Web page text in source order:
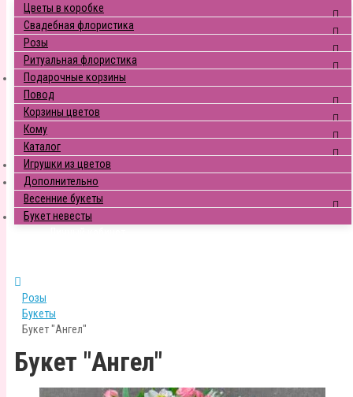
Цветы в коробке
Свадебная флористика
Розы
Ритуальная флористика
Подарочные корзины
Повод
Корзины цветов
Кому
Каталог
Игрушки из цветов
Дополнительно
Весенние букеты
Букет невесты
Розы
Букеты
Букет "Ангел"
Букет "Ангел"